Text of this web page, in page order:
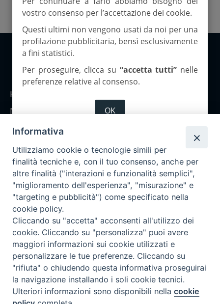
Copyright 2026 ©Corriere Cesenate
Home
Notizie
Rubriche
Chi siamo
Come abbonarsi
Contatti
vostro consenso per l’accettazione dei cookie.
Questi ultimi non vengono usati da noi per una
profilazione pubblicitaria, bensì esclusivamente
a fini statistici.
Per proseguire, clicca su “accetta tutti” nelle
preferenze relative al consenso.
OK
Informativa
Utilizziamo cookie o tecnologie simili per
finalità tecniche e, con il tuo consenso, anche per
altre finalità ("interazioni e funzionalità semplici",
"miglioramento dell'esperienza", "misurazione" e
"targeting e pubblicità") come specificato nella
cookie policy.
Cliccando su "accetta" acconsenti all'utilizzo dei
cookie. Cliccando su "personalizza" puoi avere
maggiori informazioni sui cookie utilizzati e
personalizzare le tue preferenze. Cliccando su
"rifiuta" o chiudendo questa informativa proseguirai
la navigazione installando i soli cookie tecnici.
Ulteriori informazioni sono disponibili nellacookie